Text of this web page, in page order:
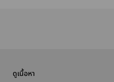
ดูเนื้อหา